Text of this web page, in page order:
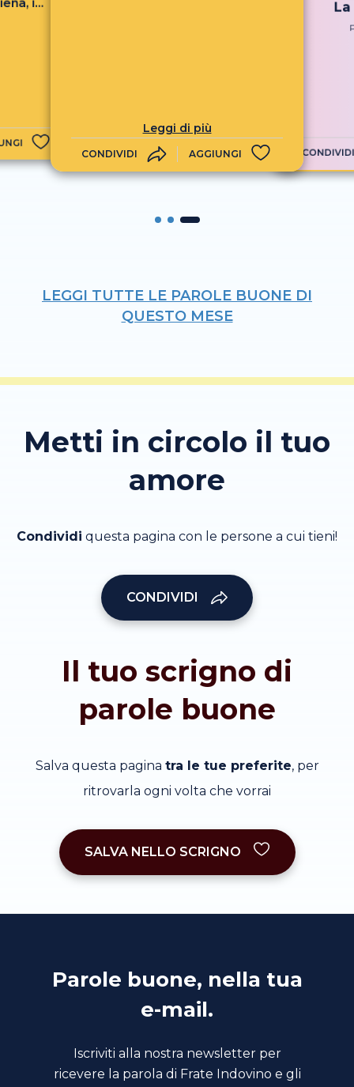
i
Leggi di più
CONDIVIDI AGGIUNGI CONDIVIDI
LEGGI TUTTE LE PAROLE BUONE DI
QUESTO MESE
Metti in circolo il tuo
amore
Condividi questa pagina con le persone a cui tieni!
CONDIVIDI
Il tuo scrigno di
parole buone
Salva questa pagina tra le tue preferite, per
ritrovarla ogni volta che vorrai
SALVA NELLO SCRIGNO
Parole buone, nella tua
e-mail.
Iscriviti alla nostra newsletter per
ricevere la parola di Frate Indovino e gli